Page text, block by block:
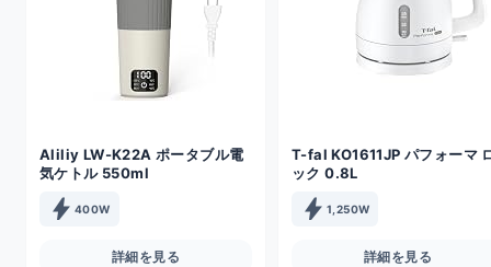
Aliliy LW-K22A ポータブル電
気ケトル 550ml
bolt 400W
詳細を見る
T-fal KO1611JP パフォーマ
ック 0.8L
bolt 1,250W
詳細を見る